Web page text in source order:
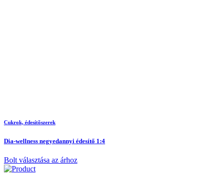
Cukrok, édesítõszerek
Dia-wellness negyedannyi édesítő 1:4
Bolt választása az árhoz